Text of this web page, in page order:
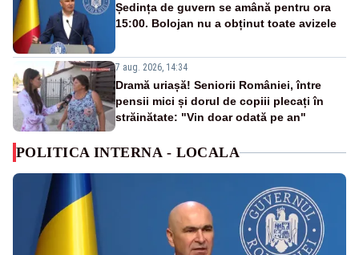
Ședința de guvern se amână pentru ora
15:00. Bolojan nu a obținut toate avizele
7 aug. 2026, 14:34
Dramă uriașă! Seniorii României, între
pensii mici și dorul de copiii plecați în
străinătate: "Vin doar odată pe an"
POLITICA INTERNA - LOCALA